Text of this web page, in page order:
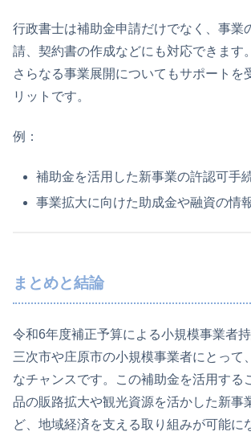
行政書士は補助金申請だけでなく、事業
請、契約書の作成などにも対応できます
さらなる事業展開についてもサポートを
リットです。
例：
補助金を活用した新事業の許認可手続
事業拡大に向けた助成金や融資の情
まとめと結論
令和6年度補正予算による小規模事業者持
三次市や庄原市の小規模事業者にとって
なチャンスです。この補助金を活用する
品の販路拡大や観光資源を活かした新事
ど、地域経済を支える取り組みが可能に